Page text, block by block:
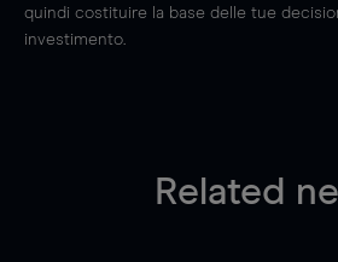
quindi costituire la base delle tue
investimento.
Related